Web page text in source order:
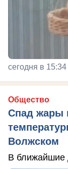
сегодня в 15:34
Общество
Спад жары
Волжском
В ближайшие